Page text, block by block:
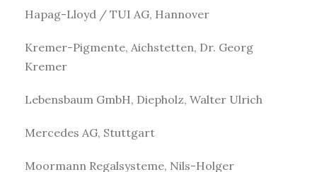
Hapag-Lloyd / TUI AG, Hannover
Kremer-Pigmente, Aichstetten, Dr. Georg
Kremer
Lebensbaum GmbH, Diepholz, Walter Ulrich
Mercedes AG, Stuttgart
Moormann Regalsysteme, Nils-Holger